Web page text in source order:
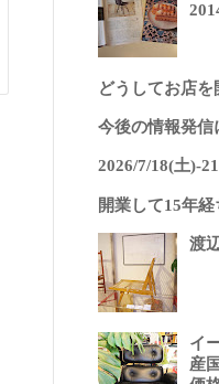
どうしてお店
今後の情報発信
2026/7/18(土)-
開業して15年経
渡
イ
産